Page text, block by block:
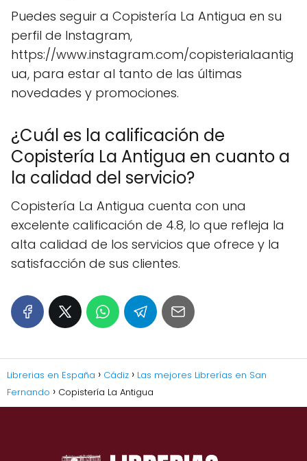
Puedes seguir a Copistería La Antigua en su
perfil de Instagram,
https://www.instagram.com/copisterialaantig
ua, para estar al tanto de las últimas
novedades y promociones.
¿Cuál es la calificación de
Copistería La Antigua en cuanto a
la calidad del servicio?
Copistería La Antigua cuenta con una
excelente calificación de 4.8, lo que refleja la
alta calidad de los servicios que ofrece y la
satisfacción de sus clientes.
Librerias en España Cádiz
Las mejores Librerías en San
Fernando
Copistería La Antigua